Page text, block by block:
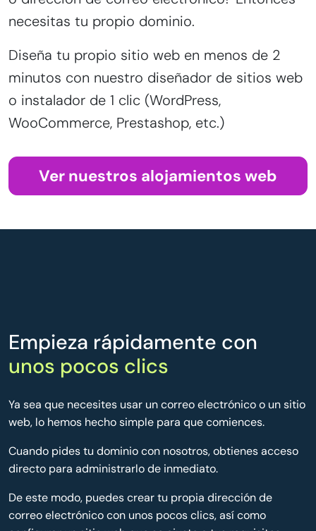
necesitas tu propio dominio.
Diseña tu propio sitio web en menos de 2
minutos con nuestro diseñador de sitios web
o instalador de 1 clic (WordPress,
WooCommerce, Prestashop, etc.)
Ver nuestros alojamientos web
Empieza rápidamente con
unos pocos clics
Ya sea que necesites usar un correo electrónico o un sitio
web, lo hemos hecho simple para que comiences.
Cuando pides tu dominio con nosotros, obtienes acceso
directo para administrarlo de inmediato.
De este modo, puedes crear tu propia dirección de
correo electrónico con unos pocos clics, así como